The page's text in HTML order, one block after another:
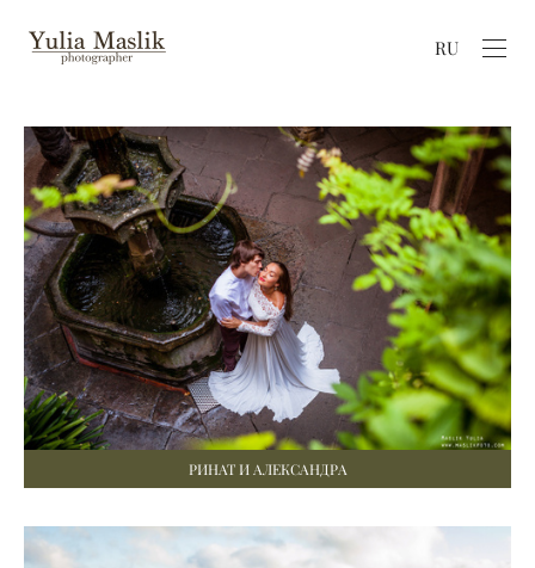
RU
РИНАТ И АЛЕКСАНДРА